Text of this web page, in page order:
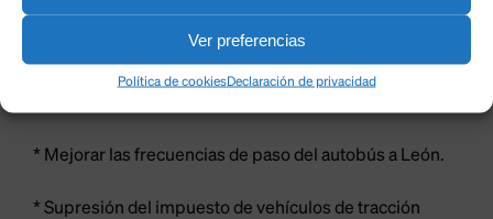
Ver preferencias
Política de cookiesDeclaración de privacidad
río que una las tres poblaciones.
-reparar y pavimentar varios caminos del
* Mejorar las frecuencias de paso del autobús a León.
* Supresión del impuesto de vehículos de tracción